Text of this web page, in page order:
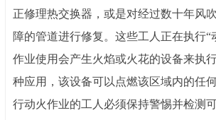
正修理热交换器，或是对经过数十年风
障的管道进行修复。这些工人正在执行“
作业使用会产生火焰或火花的设备来执
种应用，该设备可以点燃该区域内的任
行动火作业的工人必须保持警惕并检测可